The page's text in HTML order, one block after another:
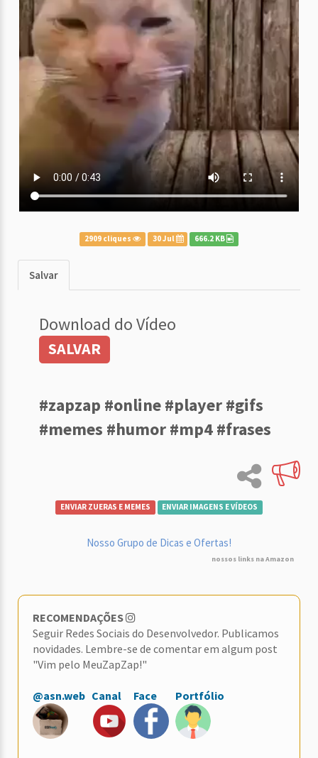
2909 cliques 30 Jul 666.2 KB
Salvar
Download do Vídeo
SALVAR
#zapzap #online #player #gifs
#memes #humor #mp4 #frases
ENVIAR ZUERAS E MEMES ENVIAR IMAGENS E VÍDEOS
Nosso Grupo de Dicas e Ofertas!
nossos links na Amazon
RECOMENDAÇÕES
Seguir Redes Sociais do Desenvolvedor. Publicamos
novidades. Lembre-se de comentar em algum post
"Vim pelo MeuZapZap!"
@asn.web Canal Face Portfólio